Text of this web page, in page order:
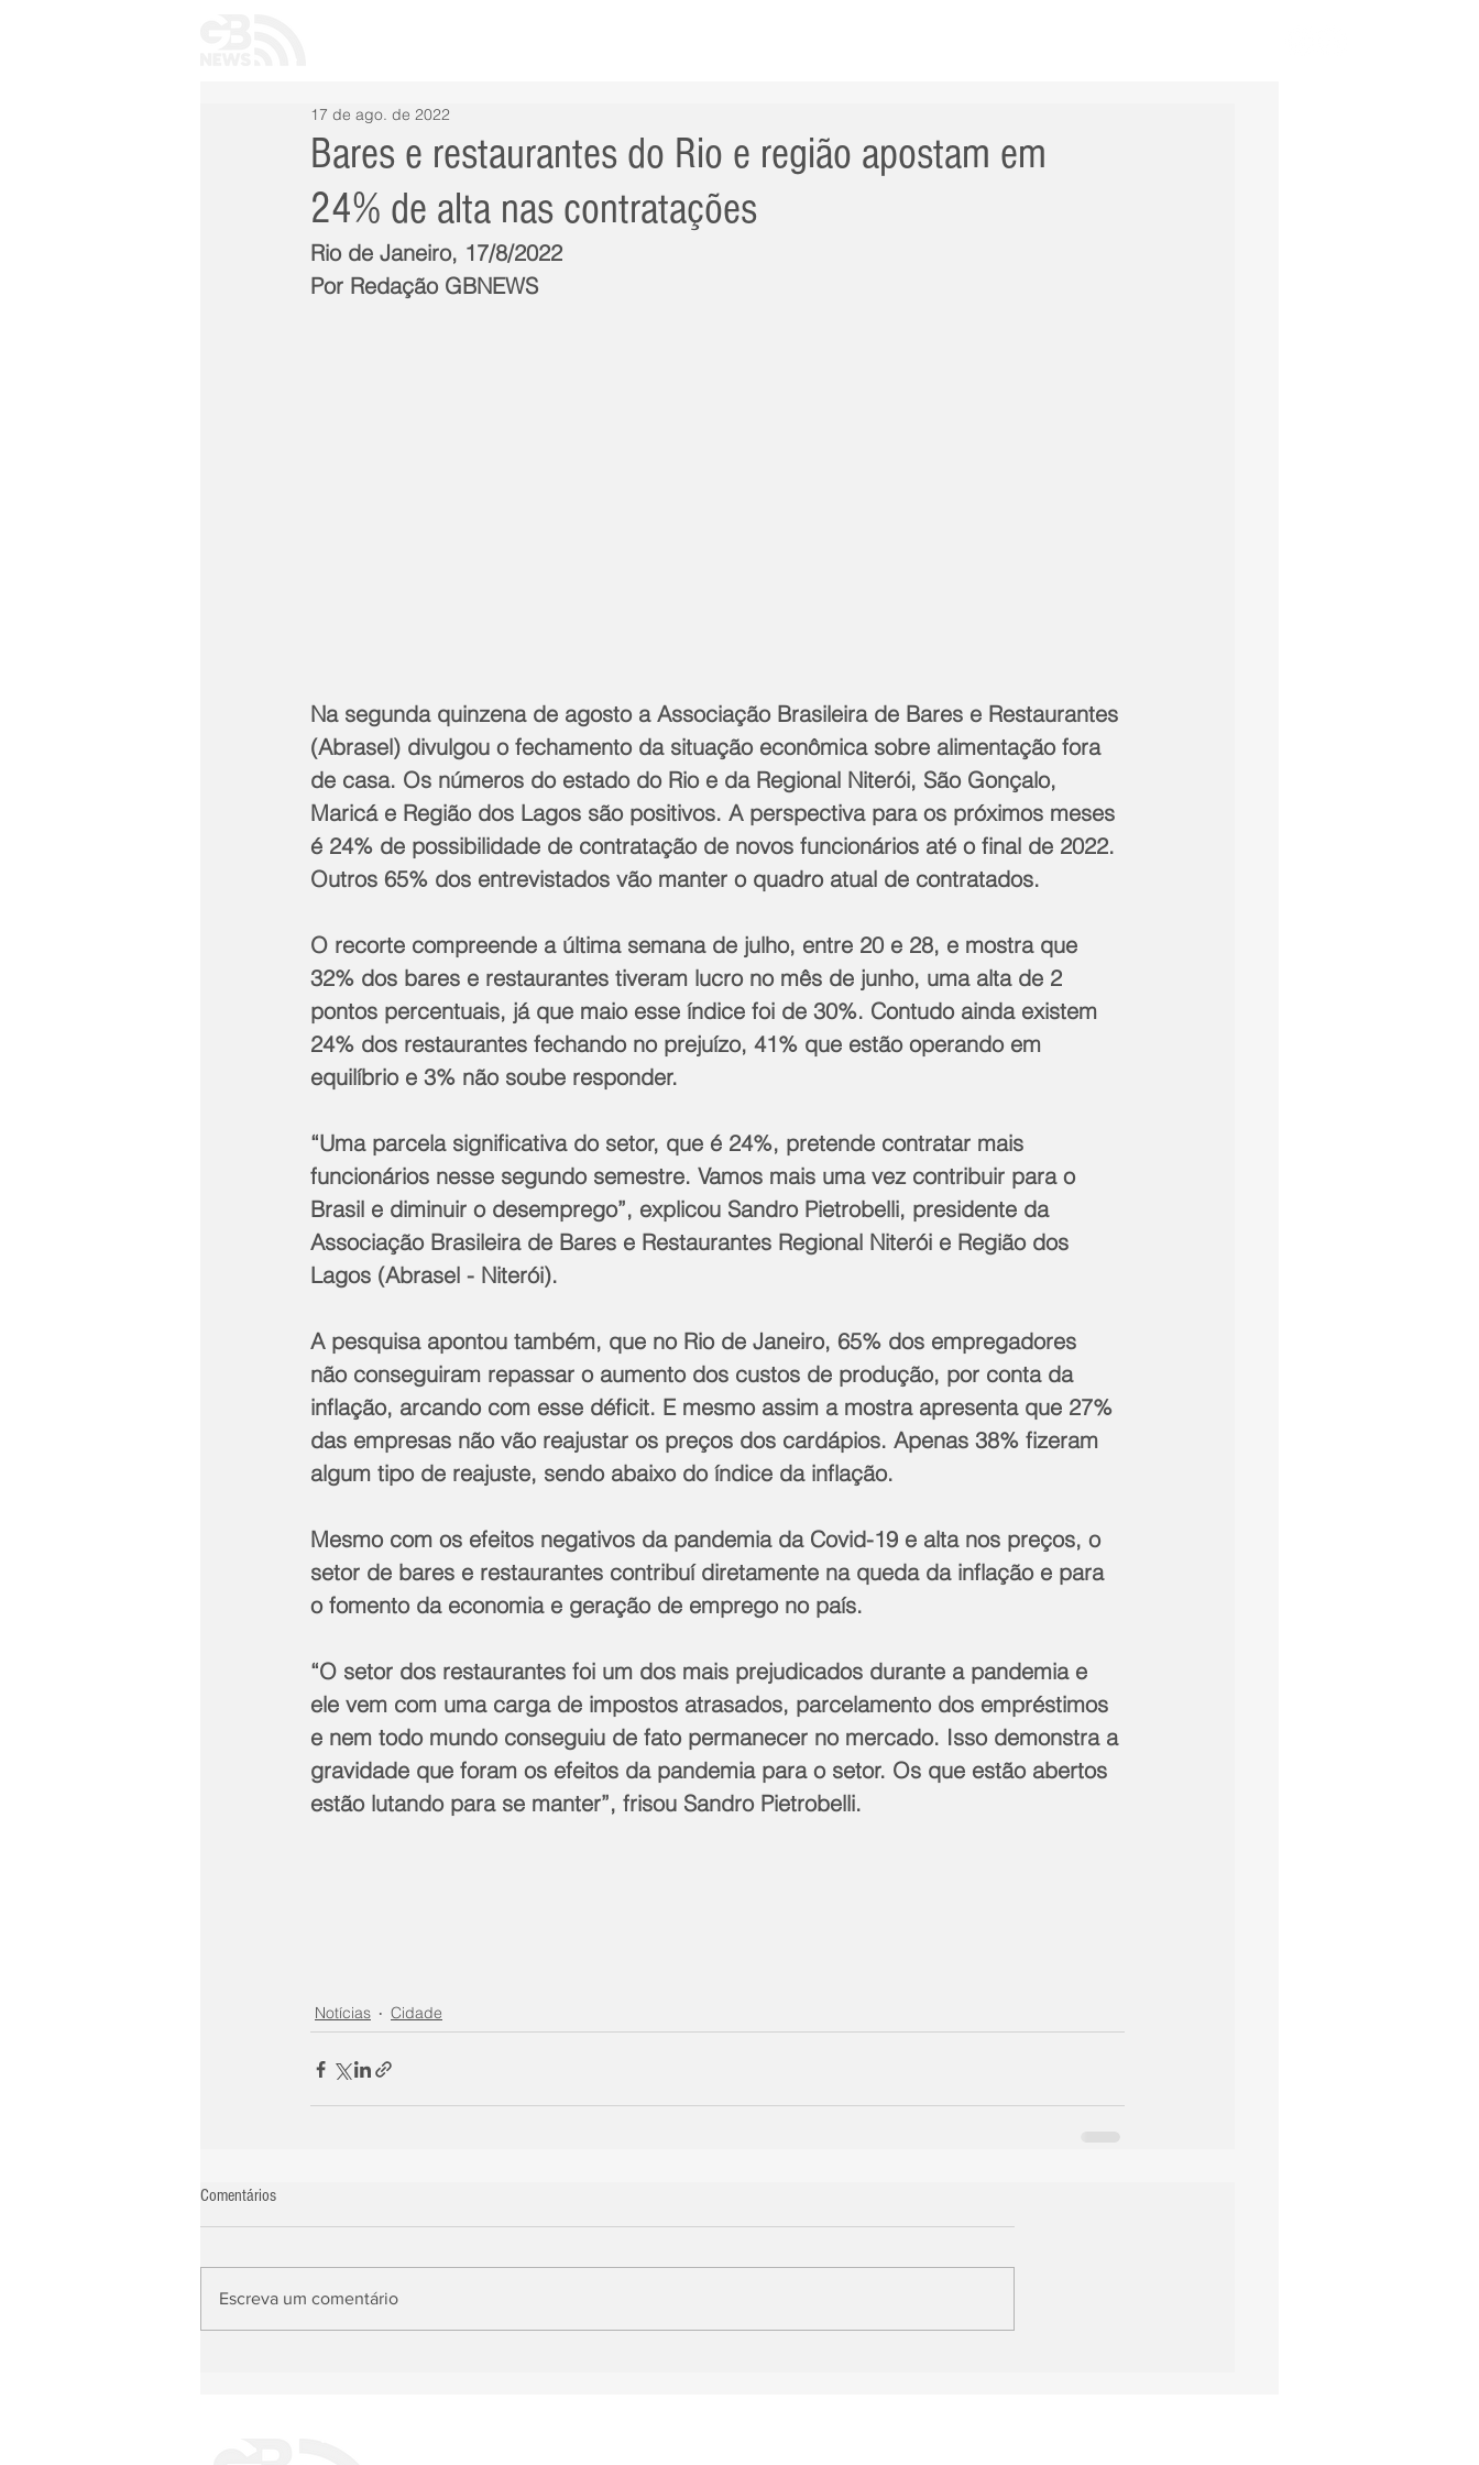
Bares e restaurantes do Rio e região apostam em
24% de alta nas contratações
17 de ago. de 2022
Rio de Janeiro, 17/8/2022
Por Redação GBNEWS
Na segunda quinzena de agosto a Associação Brasileira de Bares e Restaurantes
(Abrasel) divulgou o fechamento da situação econômica sobre alimentação fora
de casa. Os números do estado do Rio e da Regional Niterói, São Gonçalo,
Maricá e Região dos Lagos são positivos. A perspectiva para os próximos meses
é 24% de possibilidade de contratação de novos funcionários até o final de 2022.
Outros 65% dos entrevistados vão manter o quadro atual de contratados.
O recorte compreende a última semana de julho, entre 20 e 28, e mostra que
32% dos bares e restaurantes tiveram lucro no mês de junho, uma alta de 2
pontos percentuais, já que maio esse índice foi de 30%. Contudo ainda existem
24% dos restaurantes fechando no prejuízo, 41% que estão operando em
equilíbrio e 3% não soube responder.
“Uma parcela significativa do setor, que é 24%, pretende contratar mais
funcionários nesse segundo semestre. Vamos mais uma vez contribuir para o
Brasil e diminuir o desemprego”, explicou Sandro Pietrobelli, presidente da
Associação Brasileira de Bares e Restaurantes Regional Niterói e Região dos
Lagos (Abrasel - Niterói).
A pesquisa apontou também, que no Rio de Janeiro, 65% dos empregadores
não conseguiram repassar o aumento dos custos de produção, por conta da
inflação, arcando com esse déficit. E mesmo assim a mostra apresenta que 27%
das empresas não vão reajustar os preços dos cardápios. Apenas 38% fizeram
algum tipo de reajuste, sendo abaixo do índice da inflação.
Mesmo com os efeitos negativos da pandemia da Covid-19 e alta nos preços, o
setor de bares e restaurantes contribuí diretamente na queda da inflação e para
o fomento da economia e geração de emprego no país.
“O setor dos restaurantes foi um dos mais prejudicados durante a pandemia e
ele vem com uma carga de impostos atrasados, parcelamento dos empréstimos
e nem todo mundo conseguiu de fato permanecer no mercado. Isso demonstra a
gravidade que foram os efeitos da pandemia para o setor. Os que estão abertos
estão lutando para se manter”, frisou Sandro Pietrobelli.
Notícias Cidade
Comentários
Escreva um comentário